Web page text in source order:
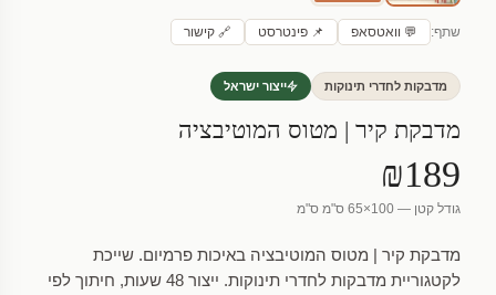
שתף: 💬 וואטסאפ 📌 פינטרסט 🔗 קישור
מדבקות לחדרי תינוקות ייצור ישראל
מדבקת קיר | מטוס המוטיבציה
₪189
גודל קטן — 100×65 ס"מ ס"מ
מדבקת קיר | מטוס המוטיבציה באיכות פרמיום. שייכת
לקטגוריית מדבקות לחדרי תינוקות. ייצור 48 שעות, חיתוך לפי